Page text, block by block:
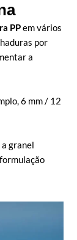
PPem vários
por
a
6 mm / 12
granel